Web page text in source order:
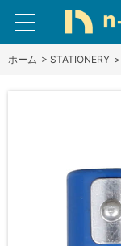
ホーム > STATIONERY >